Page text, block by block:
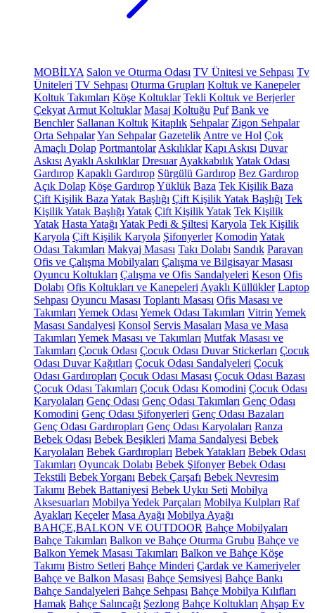
MOBİLYA Salon ve Oturma Odası TV Ünitesi ve Sehpası Tv
Üniteleri TV Sehpası Oturma Grupları Koltuk ve Kanepeler
Koltuk Takımları Köşe Koltuklar Tekli Koltuk ve Berjerler
Çekyat Armut Koltuklar Masaj Koltuğu Puf Bank ve
Benchler Sallanan Koltuk Kitaplık Sehpalar Zigon Sehpalar
Orta SehpalarYan Sehpalar Gazetelik Antre ve Hol Çok
Amaçlı Dolap Portmantolar Askılıklar Kapı Askısı Duvar
Askısı Ayaklı Askılıklar Dresuar AyakkabılıkYatak Odası
Gardırop Kapaklı Gardırop Sürgülü Gardırop Bez Gardırop
Açık Dolap Köşe GardıropYüklük Baza Tek Kişilik Baza
Çift Kişilik Baza Yatak Başlığı Çift Kişilik Yatak Başlığı Tek
Kişilik Yatak Başlığı Yatak Çift Kişilik Yatak Tek Kişilik
Yatak Hasta Yatağı Yatak Pedi & Şiltesi Karyola Tek Kişilik
Karyola Çift Kişilik Karyola Şifonyerler Komodin Yatak
Odası Takımları Makyaj Masası Takı Dolabı Sandık Paravan
Ofis ve Çalışma Mobilyaları Çalışma ve Bilgisayar Masası
Oyuncu Koltukları Çalışma ve Ofis Sandalyeleri Keson Ofis
Dolabı Ofis Koltukları ve Kanepeleri Ayaklı Küllükler Laptop
Sehpası Oyuncu Masası Toplantı Masası Ofis Masası ve
Takımları Yemek Odası Yemek Odası Takımları Vitrin Yemek
Masası Sandalyesi Konsol Servis Masaları Masa ve Masa
Takımları Yemek Masası ve Takımları Mutfak Masası ve
Takımları Çocuk Odası Çocuk Odası Duvar Stickerları Çocuk
Odası Duvar Kağıtları Çocuk Odası Sandalyeleri Çocuk
Odası Gardıropları Çocuk Odası Masası Çocuk Odası Bazası
Çocuk Odası Takımları Çocuk Odası Komodini Çocuk Odası
Karyolaları Genç Odası Genç Odası Takımları Genç Odası
Komodini Genç Odası Şifonyerleri Genç Odası Bazaları
Genç Odası Gardıropları Genç Odası Karyolaları Ranza
Bebek Odası Bebek Beşikleri Mama Sandalyesi Bebek
Karyolaları Bebek Gardıropları Bebek Yatakları Bebek Odası
Takımları Oyuncak Dolabı Bebek Şifonyer Bebek Odası
Tekstili Bebek Yorganı Bebek Çarşafı Bebek Nevresim
Takımı Bebek Battaniyesi Bebek Uyku Seti Mobilya
Aksesuarları Mobilya Yedek Parçaları Mobilya Kulpları Raf
Ayakları Keçeler Masa Ayağı Mobilya Ayağı
BAHÇE,BALKON VE OUTDOOR Bahçe Mobilyaları
Bahçe Takımları Balkon ve Bahçe Oturma Grubu Bahçe ve
Balkon Yemek Masası Takımları Balkon ve Bahçe Köşe
Takımı Bistro Setleri Bahçe Minderi Çardak ve Kameriyeler
Bahçe ve Balkon Masası Bahçe Şemsiyesi Bahçe Bankı
Bahçe Sandalyeleri Bahçe Sehpası Bahçe Mobilya Kılıfları
Hamak Bahçe Salıncağı Şezlong Bahçe Koltukları Ahşap Ev